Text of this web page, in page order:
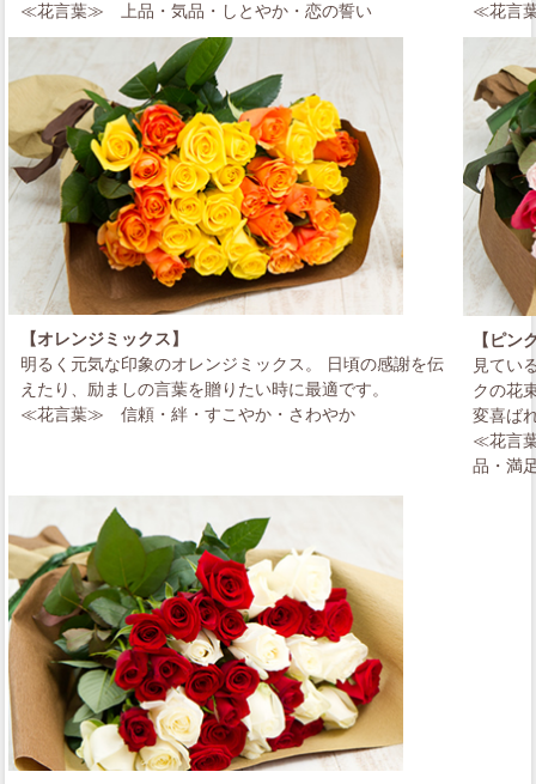
≪花言葉≫
上品・気品・しとやか・恋の誓い
≪花言
【オレンジミックス】
明るく元気な印象のオレンジミックス。 日頃の感謝を伝
えたり、励ましの言葉を贈りたい時に最適です。
≪花言葉≫
信頼・絆・すこやか・さわやか
【ピン
見てい
クの花
変喜ば
≪花言
品・満